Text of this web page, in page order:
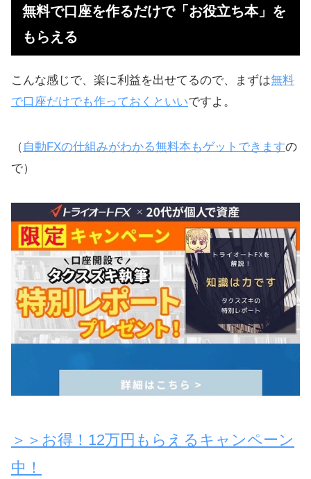
無料で口座を作るだけで「お役立ち本」を
もらえる
こんな感じで、楽に利益を出せてるので、まずは無料
で口座だけでも作っておくといいですよ。
（ 自動FXの仕組みがわかる無料本もゲットできますの
で）
＞＞お得！12万円もらえるキャンペーン
中！